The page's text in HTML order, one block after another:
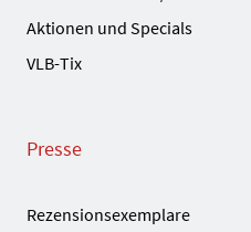
Aktionen und Specials
VLB-Tix
Presse
Rezensionsexemplare